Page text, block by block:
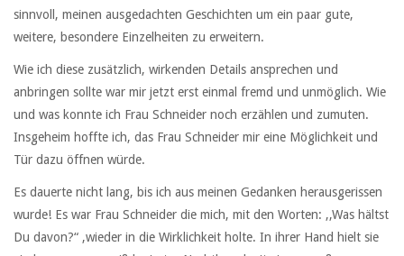
sinnvoll, meinen ausgedachten Geschichten um ein paar gute,
weitere, besondere Einzelheiten zu erweitern.
Wie ich diese zusätzlich, wirkenden Details ansprechen und
anbringen sollte war mir jetzt erst einmal fremd und unmöglich. Wie
und was konnte ich Frau Schneider noch erzählen und zumuten.
Insgeheim hoffte ich, das Frau Schneider mir eine Möglichkeit und
Tür dazu öffnen würde.
Es dauerte nicht lang, bis ich aus meinen Gedanken herausgerissen
wurde! Es war Frau Schneider die mich, mit den Worten: ,,Was hältst
Du davon?“ ,wieder in die Wirklichkeit holte. In ihrer Hand hielt sie